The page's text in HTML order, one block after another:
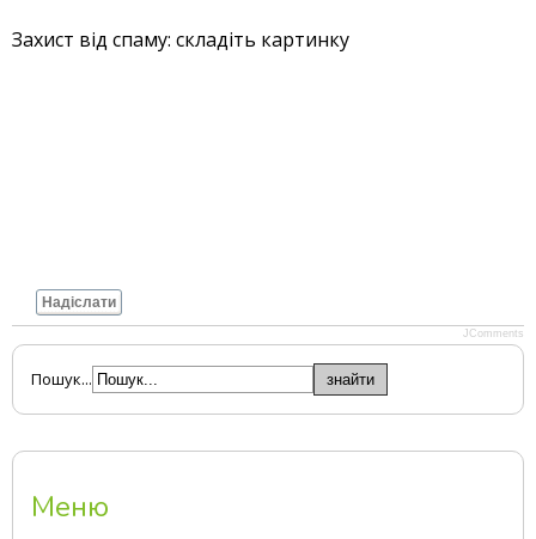
Захист від спаму: складіть картинку
Надіслати
JComments
Пошук...
Меню